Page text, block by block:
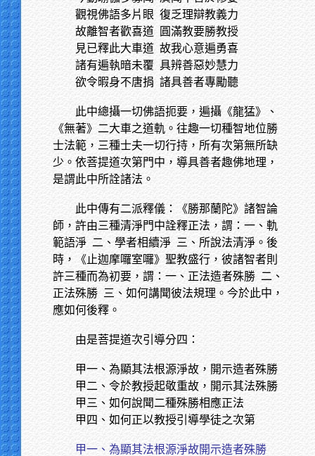
觀視佛語多片眼 復乏理辯教義力
故離智者歡喜道
圓滿教要勝教授
見已釋此大車道 故我心意遍勇喜
諸有遍執暗未覆 具辨善惡妙慧力
欲令暇身不唐捐 諸具善者專勵聽
此中總攝一切佛語扼要，遍攝《龍猛》、
《無著》二大車之道軌。往趣一切種智地位勝
士法範，三種士夫一切行持，所有次第無所缺
少。依菩提道次第門中，導具善者趣佛地理，
是謂此中所詮諸法。
此中傳有二派釋儀：《勝那蘭陀》諸智論
師，許由三種清淨門中詮釋正法，謂：一、軌
範語淨 二、學者相續淨 三、所說法清淨。後
時，《止迦摩囉室囉》聖教盛行，彼諸智者則
許三種而為初要，謂：一、正法造者殊勝 二、
正法殊勝 三、如何講聞彼法規理。今於此中，
應如何後釋。
由是菩提道次引導分四：
甲一、為顯其法根源淨故，開示造者殊勝
甲二、令於教授起敬重故，開示其法殊勝
甲三、如何說聞二種殊勝相應正法
甲四、如何正以教授引導學徒之次第
甲一、為顯其法根源淨故開示造者殊勝